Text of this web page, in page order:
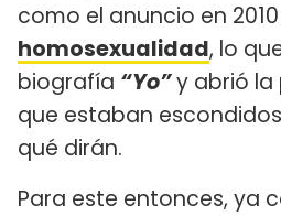
como el anuncio en
homosexualidad, lo
biografía “Yo”y abrió
que estaban
qué dirán.
Para este entonces, ya